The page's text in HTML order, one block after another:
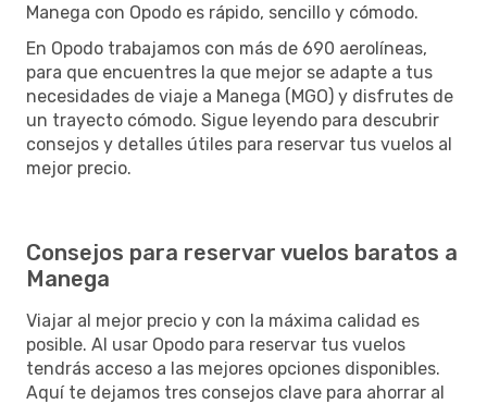
Manega con Opodo es rápido, sencillo y cómodo.
En Opodo trabajamos con más de 690 aerolíneas,
para que encuentres la que mejor se adapte a tus
necesidades de viaje a Manega (MGO) y disfrutes de
un trayecto cómodo. Sigue leyendo para descubrir
consejos y detalles útiles para reservar tus vuelos al
mejor precio.
Consejos para reservar vuelos baratos a
Manega
Viajar al mejor precio y con la máxima calidad es
posible. Al usar Opodo para reservar tus vuelos
tendrás acceso a las mejores opciones disponibles.
Aquí te dejamos tres consejos clave para ahorrar al